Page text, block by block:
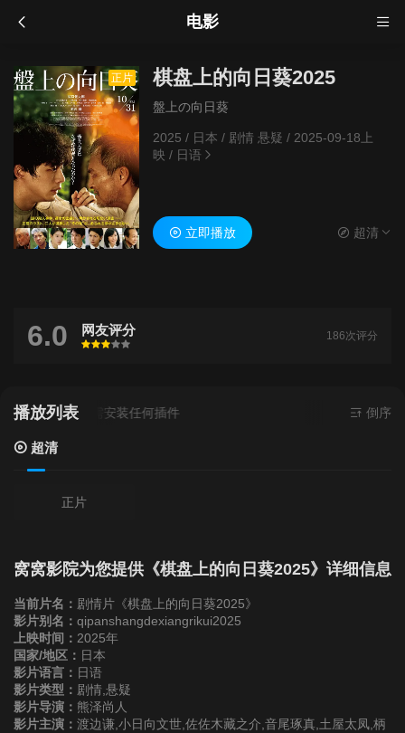
电影
正片 棋盘上的向日葵2025
盤上の向日葵
2025 / 日本 / 剧情 悬疑/ 2025-09-18上
映 / 日语
立即播放 超清
6.0 网友评分
很差
较差还行推荐力荐
186次评分
播放列表
源超清- 无需安装任何插件 倒序
超清
正片
窝窝影院为您提供《棋盘上的向日葵2025》详细信息
当前片名： 剧情片《棋盘上的向日葵2025》
影片别名： qipanshangdexiangrikui2025
上映时间： 2025年
国家/地区： 日本
影片语言： 日语
影片类型： 剧情,悬疑
影片导演： 熊泽尚人
影片主演： 渡边谦,小日向文世,佐佐木藏之介,音尾琢真,土屋太凤,柄